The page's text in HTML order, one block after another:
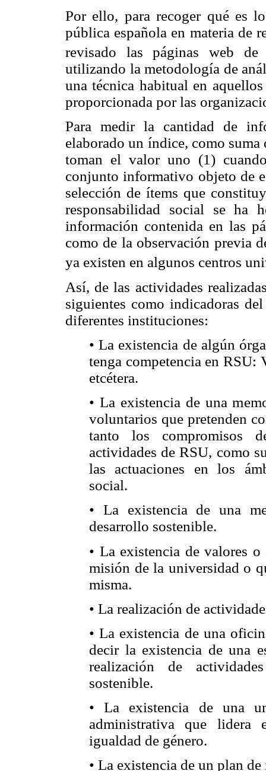
Por ello, para recoger qué es
pública española en materia de
revisado las páginas web de
utilizando la metodología de
una técnica habitual en
proporcionada por las
Para medir la cantidad de
elaborado un índice, como
toman el valor uno (1)
conjunto informativo objeto de
selección de ítems que
responsabilidad social se ha
información contenida en las
como de la observación previa
ya existen en algunos centros
Así, de las actividades
siguientes como indicadoras
diferentes instituciones:
• La existencia de algún
tenga competencia en
etcétera.
• La existencia de una
voluntarios que pretenden
tanto los compromisos
actividades de RSU, como
las actuaciones en los
social.
• La existencia de una
desarrollo sostenible.
• La existencia de valores
misión de la universidad o
misma.
• La realización de
• La existencia de una
decir la existencia de una
realización de
sostenible.
• La existencia de una
administrativa que
igualdad de género.
• La existencia de un plan